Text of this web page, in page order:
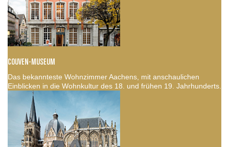
COUVEN-MUSEUM
Das bekannteste Wohnzimmer Aachens, mit anschaulichen
Einblicken in die Wohnkultur des 18. und frühen 19. Jahrhunderts.